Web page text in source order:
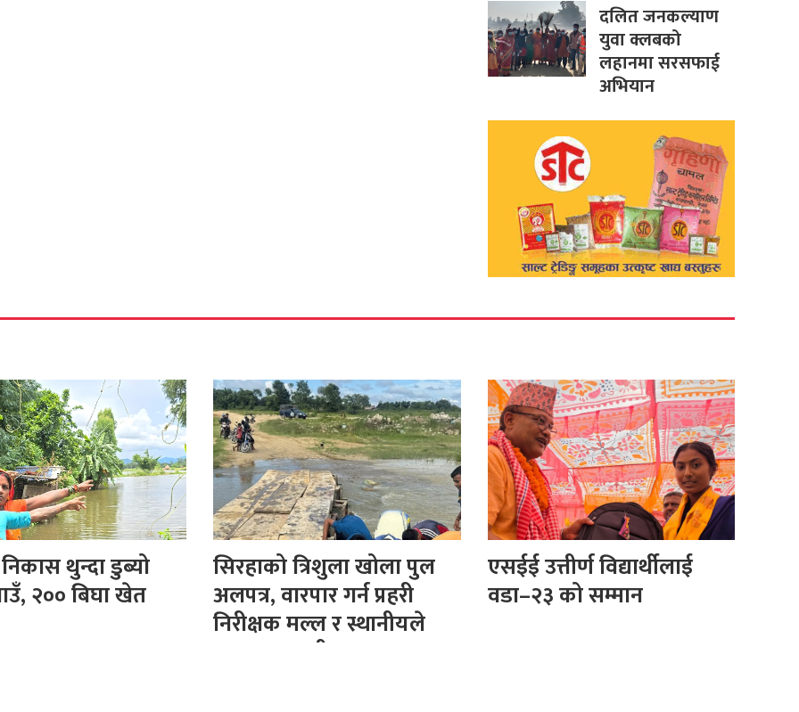
दलित जनकल्याण
युवा क्लबको
लहानमा सरसफाई
अभियान
थुन्दा डुब्यो
२०० बिघा खेत
सिरहाको त्रिशुला खोला पुल
अलपत्र, वारपार गर्न प्रहरी
निरीक्षक मल्ल र स्थानीयले
बनाए अस्थायी पुल
एसईई उत्तीर्ण विद्यार्थीलाई
वडा–२३ को सम्मान